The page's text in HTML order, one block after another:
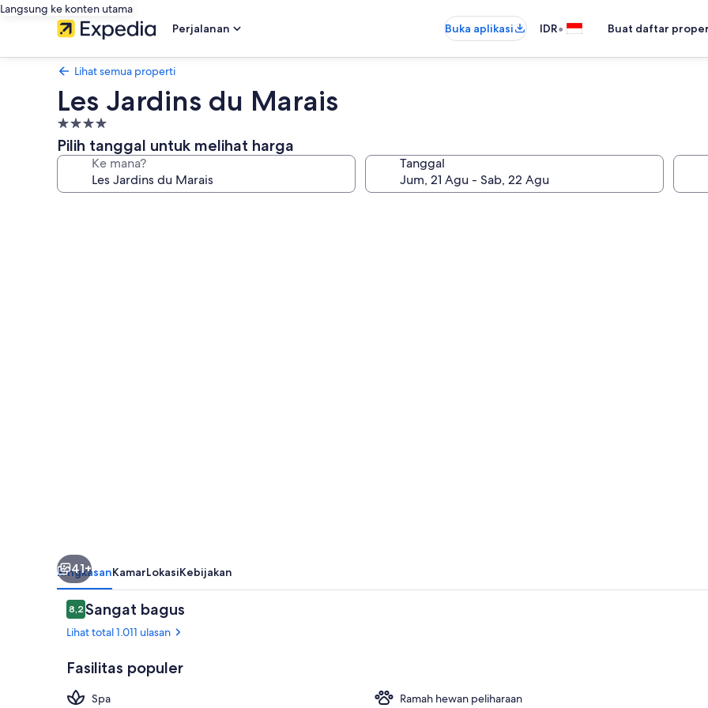
Langsung ke konten utama
Perjalanan
Buka aplikasi IDR• Buat daftar
Lihat semua properti
Les Jardins du Marais
Properti
bintang
4.0
Pilih tanggal untuk melihat harga
Ke mana? Tanggal
Kamar
41+
RingkasanKamarLokasiKebijakan
Ulasan
8,28,2 dari 10
Sangat bagus
Lihat total 1.011 ulasan
Fasilitas populer
Spa
Ramah hewan peliharaan